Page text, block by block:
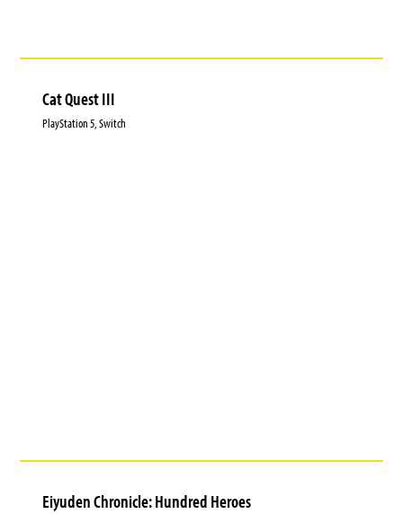
Cat Quest III
PlayStation 5, Switch
Eiyuden Chronicle: Hundred Heroes